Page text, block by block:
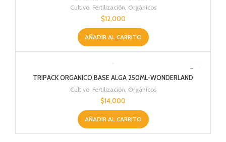
Cultivo, Fertilización Orgánicos
$12,000
AÑADIR AL CARRITO
TRIPACK ORGANICO BASE ALGA 250ML-WONDERLAND
Cultivo, Fertilización Orgánicos
$14,000
AÑADIR AL CARRITO